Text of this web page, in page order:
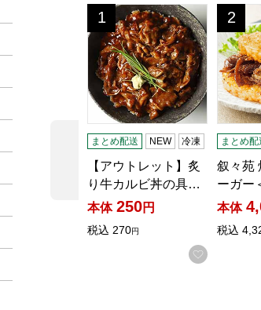
前の商品
【アウトレット】炙り牛カル
1
位
まとめ配送 NEW 冷凍
【アウトレット】炙
り牛カルビ丼の具…
本体 250円
税込 270円
お気に入
叙々
2
位
まとめ配
叙々苑
ーガー
本体
税込